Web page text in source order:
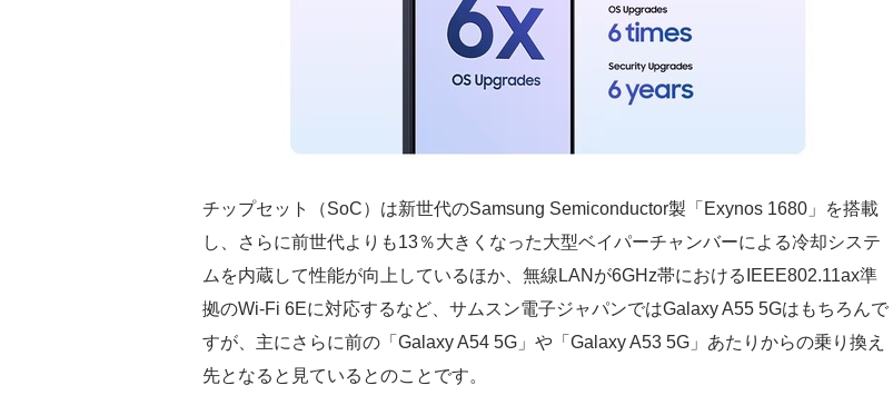
チップセット（SoC）は新世代のSamsung Semiconductor製「Exynos 1680」を搭載
し、さらに前世代よりも13％大きくなった大型ベイパーチャンバーによる冷却システ
ムを内蔵して性能が向上しているほか、無線LANが6GHz帯におけるIEEE802.11ax準
拠のWi-Fi 6Eに対応するなど、サムスン電子ジャパンではGalaxy A55 5Gはもちろんで
すが、主にさらに前の「Galaxy A54 5G」や「Galaxy A53 5G」あたりからの乗り換え
先となると見ているとのことです。